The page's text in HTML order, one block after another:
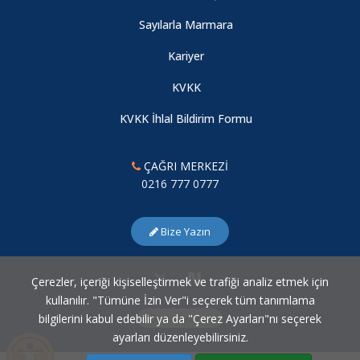
2024-2025 Eğitim-Öğretim Yılı Bahar Yarıyılı Ara Sınav
2024-2025 Güz Dönemi Tek Ders Sınavı
Programı
2023-2024 Bahar Yarıyılı Tek Ders Sınavı
Sayılarla Marmara
Kariyer
KVKK
KVKK İhlal Bildirim Formu
ÇAĞRI MERKEZİ
0216 777 0777
Bize Yazın
Çerez Ayarları
Çerezler, içeriği kişiselleştirmek ve trafiği analiz etmek için
kullanılır. "Tümüne İzin Ver"i seçerek tüm tanımlama
bilgilerini kabul edebilir ya da "Çerez Ayarları"nı seçerek
ayarları düzenleyebilirsiniz.